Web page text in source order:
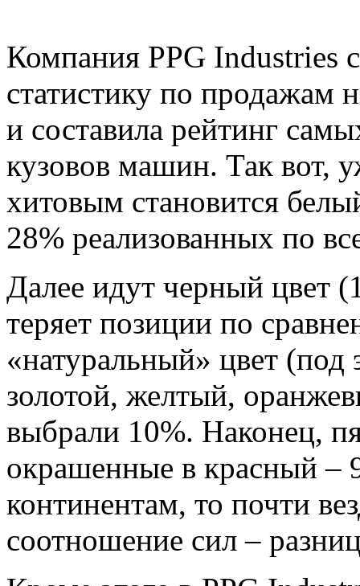
Компания PPG Industries
статистику по продажам
и составила рейтинг
кузовов машин. Так вот,
хитовым становится
28% реализованных по
Далее идут черный цвет
теряет позиции по
«натуральный» цвет
золотой, желтый,
выбрали 10%. Наконец,
окрашенные в красный –
континентам, то почти
соотношение сил –